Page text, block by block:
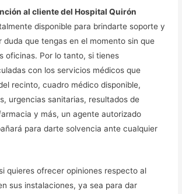
al cliente del Hospital Quirón
disponible para brindarte soporte y
duda que tengas en el momento sin que
oficinas. Por lo tanto, si tienes
con los servicios médicos que
recinto, cuadro médico disponible,
urgencias sanitarias, resultados de
y más, un agente autorizado
para darte solvencia ante cualquier
quieres ofrecer opiniones respecto al
sus instalaciones, ya sea para dar